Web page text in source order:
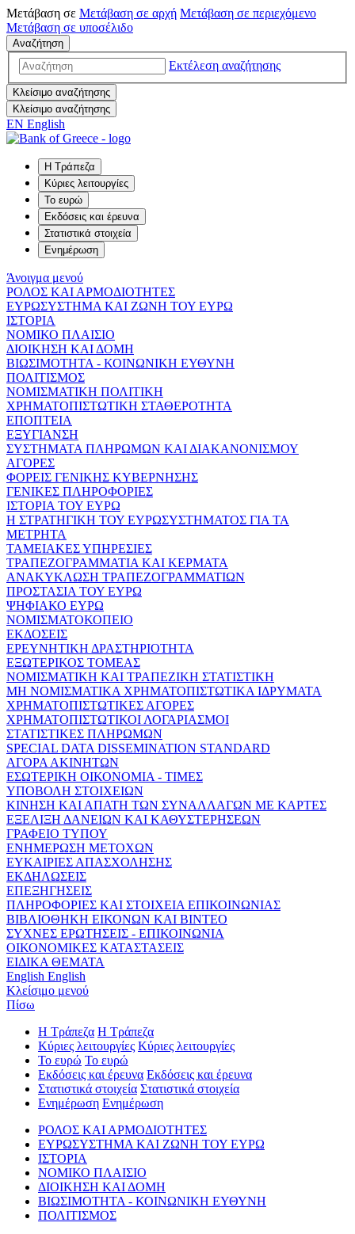
Μετάβαση σε Μετάβαση σε αρχή Μετάβαση σε περιεχόμενο
Μετάβαση σε υποσέλιδο
Αναζήτηση
Εκτέλεση αναζήτησης
Κλείσιμο αναζήτησης
Κλείσιμο αναζήτησης
EN English
Η Τράπεζα
Κύριες λειτουργίες
Το ευρώ
Εκδόσεις και έρευνα
Στατιστικά στοιχεία
Ενημέρωση
Άνοιγμα μενού
ΡΟΛΟΣ ΚΑΙ ΑΡΜΟΔΙΟΤΗΤΕΣ
ΕΥΡΩΣΥΣΤΗΜΑ ΚΑΙ ΖΩΝΗ ΤΟΥ ΕΥΡΩ
ΙΣΤΟΡΙΑ
ΝΟΜΙΚΟ ΠΛΑΙΣΙΟ
ΔΙΟΙΚΗΣΗ ΚΑΙ ΔΟΜΗ
ΒΙΩΣΙΜΟΤΗΤΑ - ΚΟΙΝΩΝΙΚΗ ΕΥΘΥΝΗ
ΠΟΛΙΤΙΣΜΟΣ
ΝΟΜΙΣΜΑΤΙΚΗ ΠΟΛΙΤΙΚΗ
ΧΡΗΜΑΤΟΠΙΣΤΩΤΙΚΗ ΣΤΑΘΕΡΟΤΗΤΑ
ΕΠΟΠΤΕΙΑ
ΕΞΥΓΙΑΝΣΗ
ΣΥΣΤΗΜΑΤΑ ΠΛΗΡΩΜΩΝ ΚΑΙ ΔΙΑΚΑΝΟΝΙΣΜΟΥ
ΑΓΟΡΕΣ
ΦΟΡΕΙΣ ΓΕΝΙΚΗΣ ΚΥΒΕΡΝΗΣΗΣ
ΓΕΝΙΚΕΣ ΠΛΗΡΟΦΟΡΙΕΣ
ΙΣΤΟΡΙΑ ΤΟΥ ΕΥΡΩ
Η ΣΤΡΑΤΗΓΙΚΗ ΤΟΥ ΕΥΡΩΣΥΣΤΗΜΑΤΟΣ ΓΙΑ ΤΑ
ΜΕΤΡΗΤΑ
ΤΑΜΕΙΑΚΕΣ ΥΠΗΡΕΣΙΕΣ
ΤΡΑΠΕΖΟΓΡΑΜΜΑΤΙΑ ΚΑΙ ΚΕΡΜΑΤΑ
ΑΝΑΚΥΚΛΩΣΗ ΤΡΑΠΕΖΟΓΡΑΜΜΑΤΙΩΝ
ΠΡΟΣΤΑΣΙΑ ΤΟΥ ΕΥΡΩ
ΨΗΦΙΑΚΟ ΕΥΡΩ
ΝΟΜΙΣΜΑΤΟΚΟΠΕΙΟ
ΕΚΔΟΣΕΙΣ
ΕΡΕΥΝΗΤΙΚΗ ΔΡΑΣΤΗΡΙΟΤΗΤΑ
ΕΞΩΤΕΡΙΚΟΣ ΤΟΜΕΑΣ
ΝΟΜΙΣΜΑΤΙΚΗ ΚΑΙ ΤΡΑΠΕΖΙΚΗ ΣΤΑΤΙΣΤΙΚΗ
ΜΗ ΝΟΜΙΣΜΑΤΙΚΑ ΧΡΗΜΑΤΟΠΙΣΤΩΤΙΚΑ ΙΔΡΥΜΑΤΑ
ΧΡΗΜΑΤΟΠΙΣΤΩΤΙΚΕΣ ΑΓΟΡΕΣ
ΧΡΗΜΑΤΟΠΙΣΤΩΤΙΚΟΙ ΛΟΓΑΡΙΑΣΜΟΙ
ΣΤΑΤΙΣΤΙΚΕΣ ΠΛΗΡΩΜΩΝ
SPECIAL DATA DISSEMINATION STANDARD
ΑΓΟΡΑ ΑΚΙΝΗΤΩΝ
ΕΣΩΤΕΡΙΚΗ ΟΙΚΟΝΟΜΙΑ - ΤΙΜΕΣ
ΥΠΟΒΟΛΗ ΣΤΟΙΧΕΙΩΝ
ΚΙΝΗΣΗ ΚΑΙ ΑΠΑΤΗ ΤΩΝ ΣΥΝΑΛΛΑΓΩΝ ΜΕ ΚΑΡΤΕΣ
ΕΞΕΛΙΞΗ ΔΑΝΕΙΩΝ ΚΑΙ ΚΑΘΥΣΤΕΡΗΣΕΩΝ
ΓΡΑΦΕΙΟ ΤΥΠΟΥ
ΕΝΗΜΕΡΩΣΗ ΜΕΤΟΧΩΝ
ΕΥΚΑΙΡΙΕΣ ΑΠΑΣΧΟΛΗΣΗΣ
ΕΚΔΗΛΩΣΕΙΣ
ΕΠΕΞΗΓΗΣΕΙΣ
ΠΛΗΡΟΦΟΡΙΕΣ ΚΑΙ ΣΤΟΙΧΕΙΑ ΕΠΙΚΟΙΝΩΝΙΑΣ
ΒΙΒΛΙΟΘΗΚΗ ΕΙΚΟΝΩΝ ΚΑΙ ΒΙΝΤΕΟ
ΣΥΧΝΕΣ ΕΡΩΤΗΣΕΙΣ - ΕΠΙΚΟΙΝΩΝΙΑ
ΟΙΚΟΝΟΜΙΚΕΣ ΚΑΤΑΣΤΑΣΕΙΣ
ΕΙΔΙΚΑ ΘΕΜΑΤΑ
English English
Κλείσιμο μενού
Πίσω
Η Τράπεζα Η Τράπεζα
Κύριες λειτουργίες Κύριες λειτουργίες
Το ευρώ Το ευρώ
Εκδόσεις και έρευνα Εκδόσεις και έρευνα
Στατιστικά στοιχεία Στατιστικά στοιχεία
Ενημέρωση Ενημέρωση
ΡΟΛΟΣ ΚΑΙ ΑΡΜΟΔΙΟΤΗΤΕΣ
ΕΥΡΩΣΥΣΤΗΜΑ ΚΑΙ ΖΩΝΗ ΤΟΥ ΕΥΡΩ
ΙΣΤΟΡΙΑ
ΝΟΜΙΚΟ ΠΛΑΙΣΙΟ
ΔΙΟΙΚΗΣΗ ΚΑΙ ΔΟΜΗ
ΒΙΩΣΙΜΟΤΗΤΑ - ΚΟΙΝΩΝΙΚΗ ΕΥΘΥΝΗ
ΠΟΛΙΤΙΣΜΟΣ